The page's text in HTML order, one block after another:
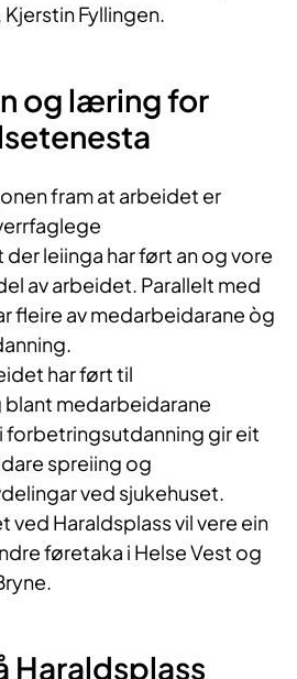
Fyllingen.
og læring for
fram at arbeidet er
leiinga har ført an og vore
av arbeidet. Parallelt med
fleire av medarbeidarane òg
har ført til
medarbeidarane
forbetringsutdanning gir eit
spreiing og
ved sjukehuset.
Haraldsplass vil vere ein
føretaka i Helse Vest og
Haraldsplass